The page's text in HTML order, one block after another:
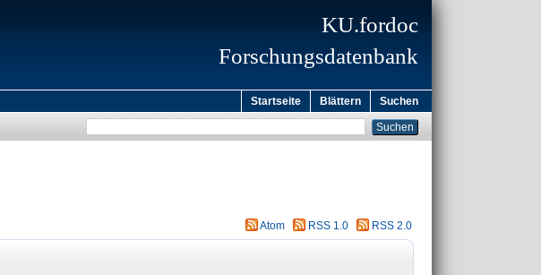
KU.fordoc
Forschungsdatenbank
Startseite Blättern Suchen
Atom RSS 1.0 RSS 2.0